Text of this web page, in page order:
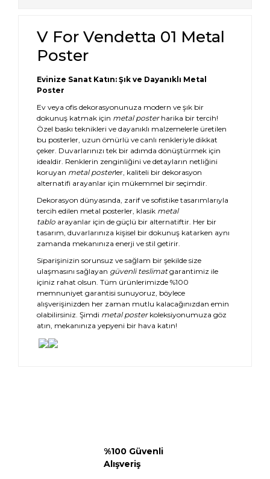
V For Vendetta 01 Metal
Poster
Evinize Sanat Katın: Şık ve Dayanıklı Metal
Poster
Ev veya ofis dekorasyonunuza modern ve şık bir
dokunuş katmak için metal posterharika bir tercih!
Özel baskı teknikleri ve dayanıklı malzemelerle üretilen
bu posterler, uzun ömürlü ve canlı renkleriyle dikkat
çeker. Duvarlarınızı tek bir adımda dönüştürmek için
idealdir. Renklerin zenginliğini ve detayların netliğini
koruyan metal posterler, kaliteli bir dekorasyon
alternatifi arayanlar için mükemmel bir seçimdir.
Dekorasyon dünyasında, zarif ve sofistike tasarımlarıyla
tercih edilen metal posterler, klasik metal
tablo arayanlar için de güçlü bir alternatiftir. Her bir
tasarım, duvarlarınıza kişisel bir dokunuş katarken aynı
zamanda mekanınıza enerji ve stil getirir.
Siparişinizin sorunsuz ve sağlam bir şekilde size
ulaşmasını sağlayan güvenli teslimatgarantimiz ile
içiniz rahat olsun. Tüm ürünlerimizde %100
memnuniyet garantisi sunuyoruz, böylece
alışverişinizden her zaman mutlu kalacağınızdan emin
olabilirsiniz. Şimdi metal posterkoleksiyonumuza göz
atın, mekanınıza yepyeni bir hava katın!
%100 Güvenli
Alışveriş